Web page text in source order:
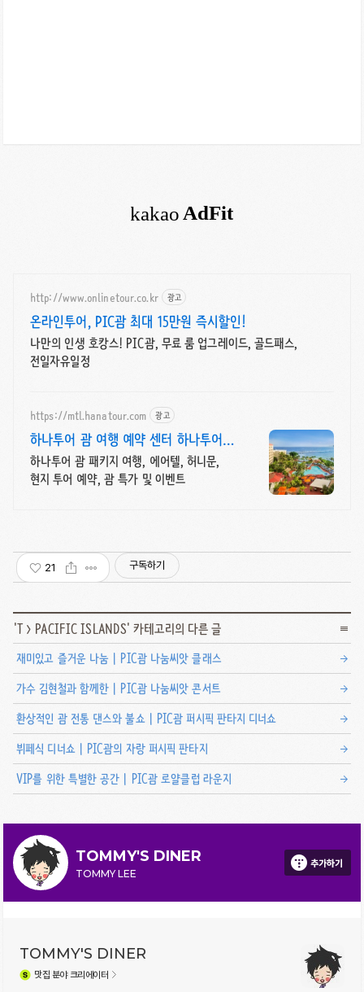
http://www.onlinetour.co.kr 광고
온라인투어, PIC괌 최대 15만원 즉시할인!
나만의 인생 호캉스! PIC괌, 무료 룸 업그레이드, 골드패스,
전일자유일정
https://mtl.hanatour.com 광고
하나투어 괌 여행 예약 센터 하나투어
괌 특가 및 이벤트
하나투어 괌 패키지 여행, 에어텔, 허니문,
현지 투어 예약, 괌 특가 및 이벤트
21 구독하기
'T > PACIFIC ISLANDS' 카테고리의 다른 글
재미있고 즐거운 나눔 | PIC괌 나눔씨앗 클래스
가수 김현철과 함께한 | PIC괌 나눔씨앗 콘서트
환상적인 괌 전통 댄스와 불쇼 | PIC괌 퍼시픽 판타지 디너쇼
뷔페식 디너쇼 | PIC괌의 자랑 퍼시픽 판타지
VIP를 위한 특별한 공간 | PIC괌 로얄클럽 라운지
TOMMY'S DINER
TOMMY LEE
추가하기
TOMMY'S DINER
맛집 분야 크리에이터